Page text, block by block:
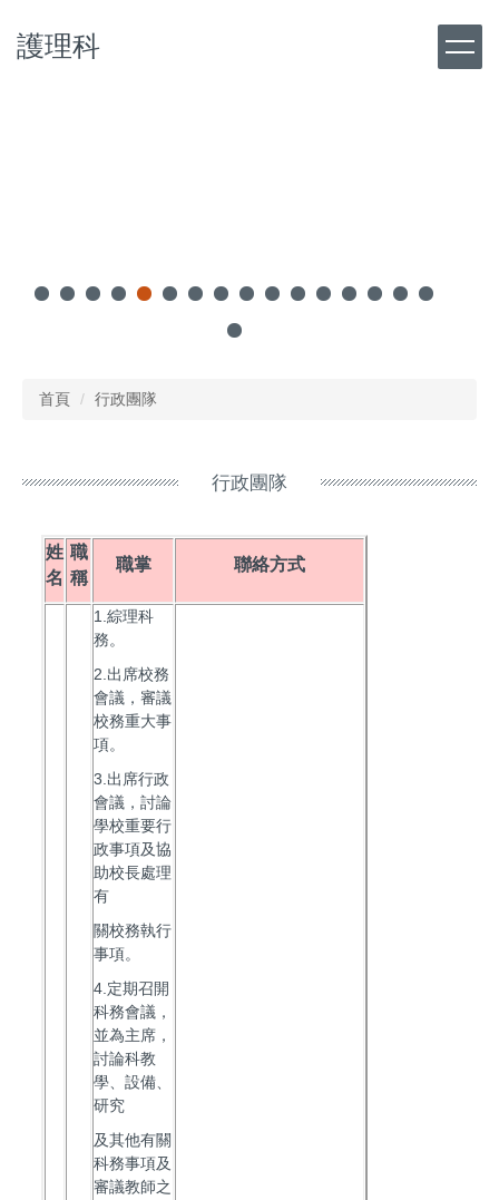
到
主
護理科
首頁 行政團隊
行政團隊
姓
名
職
稱
職掌 聯絡方式
1.綜理科
務。
2.出席校務
會議，審議
校務重大事
項。
3.出席行政
會議，討論
學校重要行
政事項及協
助校長處理
有
關校務執行
事項。
4.定期召開
科務會議，
並為主席，
討論科教
學、設備、
研究
及其他有關
科務事項及
審議教師之